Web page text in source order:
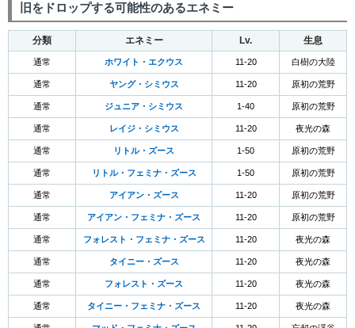
旧をドロップする可能性のあるエネミー
分類 エネミー Lv. 生息
通常 ホワイト・エクウス 11-20 白樹の大陸
通常 ヤング・シミウス 11-20 原初の荒野
通常 ジュニア・シミウス 1-40 原初の荒野
通常 レイジ・シミウス 11-20 夜光の森
通常 リトル・ズース 1-50 原初の荒野
通常 リトル・フェミナ・ズース 1-50 原初の荒野
通常 アイアン・ズース 11-20 原初の荒野
通常 アイアン・フェミナ・ズース 11-20 原初の荒野
通常 フォレスト・フェミナ・ズース 11-20 夜光の森
通常 タイニー・ズース 11-20 夜光の森
通常 フォレスト・ズース 11-20 夜光の森
通常 タイニー・フェミナ・ズース 11-20 夜光の森